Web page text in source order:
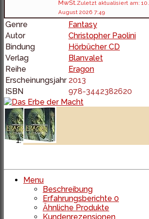
MwSt. Zuletzt aktualisiert am: 10.
August 2026 7:49
Genre
Fantasy
Autor
Christopher Paolini
Bindung
Hörbücher CD
Verlag
Blanvalet
Reihe
Eragon
Erscheinungsjahr 2013
ISBN
978-3442382620
Menu
Beschreibung
Erfahrungsberichte 0
Ähnliche Produkte
Kundenrezensionen